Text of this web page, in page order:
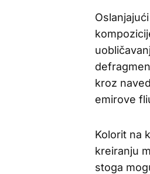
kroz
emirove
Kolorit na
kreiranju
stoga